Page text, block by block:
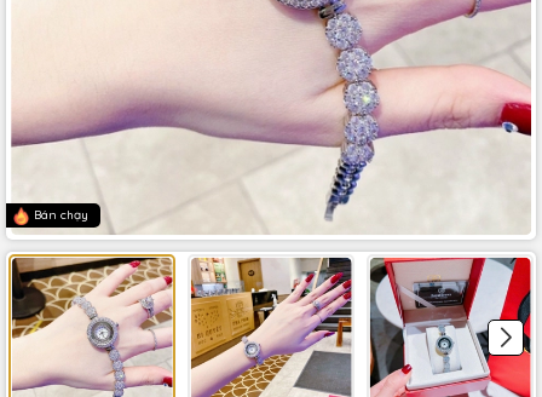
Bán chạy